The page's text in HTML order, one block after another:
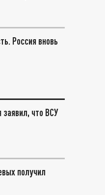
Россия вновь
заявил, что ВСУ
получил